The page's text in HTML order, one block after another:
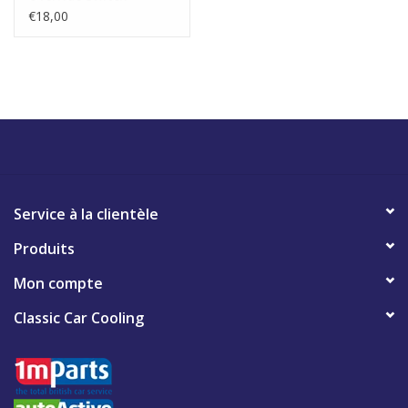
€18,00
Service à la clientèle
Produits
Mon compte
Classic Car Cooling